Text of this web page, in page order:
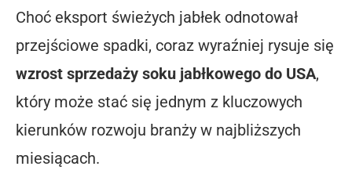
Choć eksport świeżych jabłek odnotował
przejściowe spadki, coraz wyraźniej rysuje się
wzrost sprzedaży soku jabłkowego do USA,
który może stać się jednym z kluczowych
kierunków rozwoju branży w najbliższych
miesiącach.